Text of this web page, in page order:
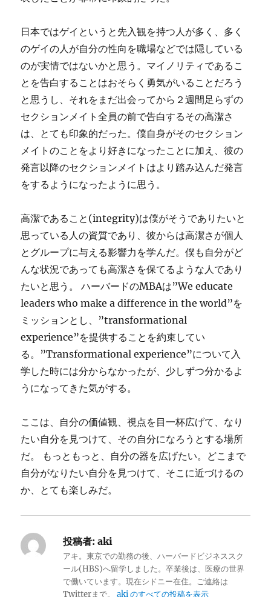
日本ではゲイというと先入観を持つ人が多く、多く
のゲイの人が自分の性向を職場などでは隠している
のが実情ではないかと思う。マイノリティであるこ
とを告白することはおそらく勇気がいることだろう
と思うし、それをまだ出会ってから２週間足らずの
セクションメイト全員の前で告白するその高潔さ
は、とても印象的だった。僕自身がそのセクション
メイトのことをより好きになったことに加え、彼の
発言以降のセクションメイトはより踏み込んだ発言
をするようになったように思う。
高潔であること(integrity)は僕がそうでありたいと
思っている人の資質であり、彼からは高潔さが個人
とグループに与える影響力を学んだ。僕も自分がど
んな状況であっても高潔さを保てるような人であり
たいと思う。 ハーバードのMBAは”We educate
leaders who make a difference in the world”を
ミッションとし、”transformational
experience”を提供することを約束してい
る。”Transformational experience”について入
学した時には分からなかったが、少しずつ分かるよ
うになってきた気がする。
ここは、自分の価値観、視点を目一杯広げて、なり
たい自分を見つけて、その自分になろうとする場所
だ。 もっともっと、自分の器を広げたい。どこまで
自分がなりたい自分を見つけて、そこに近づけるの
か、とても楽しみだ。
投稿者: aki
アキ。東京での勤務の後、ハーバードビジネススク
ール(HBS)へ留学しました。卒業後は、医療の世界
で働いています。現在シドニー在住。ご連絡は
Twitterまで。aki のすべての投稿を表示